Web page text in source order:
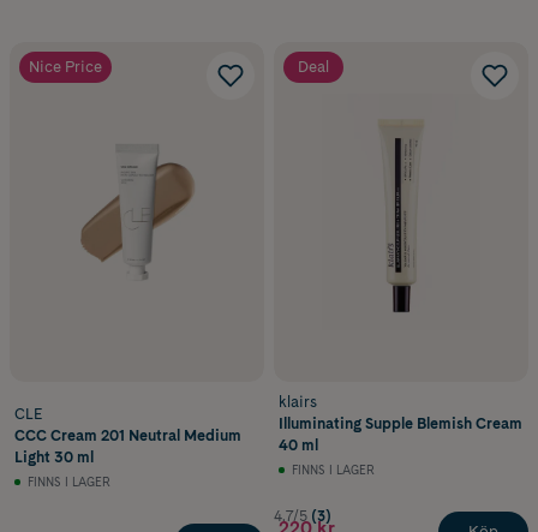
Nice Price
CLE
CCC Cream 201 Neutral Medium
Light 30 ml
FINNS I LAGER
Deal
klairs
Illuminating Supple Blemish Cream
40 ml
FINNS I LAGER
4.7/5 (3)